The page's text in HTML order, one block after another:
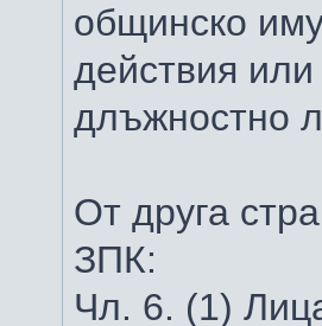
общинско
действия
длъжностно
От друга
ЗПК:
Чл. 6. (1)